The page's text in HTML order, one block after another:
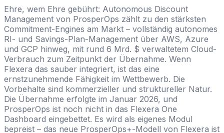
Ehre, wem Ehre gebührt: Autonomous Discount
Management von ProsperOps zählt zu den stärksten
Commitment-Engines am Markt – vollständig autonomes
RI- und Savings-Plan-Management über AWS, Azure
und GCP hinweg, mit rund 6 Mrd. $ verwaltetem Cloud-
Verbrauch zum Zeitpunkt der Übernahme. Wenn
Flexera das sauber integriert, ist das eine
ernstzunehmende Fähigkeit im Wettbewerb. Die
Vorbehalte sind kommerzieller und struktureller Natur.
Die Übernahme erfolgte im Januar 2026, und
ProsperOps ist noch nicht in das Flexera One
Dashboard eingebettet. Es wird als eigenes Modul
bepreist – das neue ProsperOps+-Modell von Flexera ist